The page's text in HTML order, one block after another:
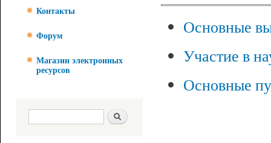
Контакты
Форум
Магазин электронных
ресурсов
Форма поиска Поиск
Основные
Участие в
Основные